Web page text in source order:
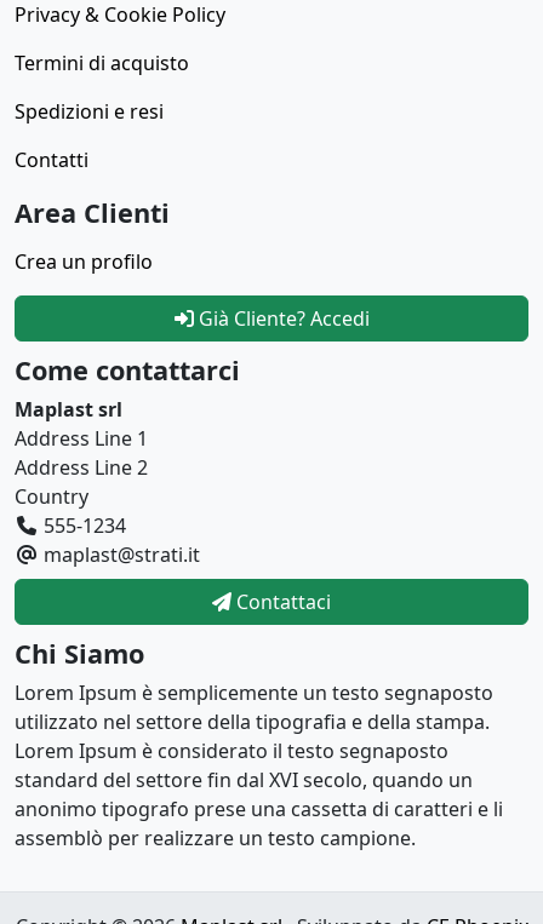
Privacy & Cookie Policy
Termini di acquisto
Spedizioni e resi
Contatti
Area Clienti
Crea un profilo
Già Cliente? Accedi
Come contattarci
Maplast srl
Address Line 1
Address Line 2
Country
555-1234
maplast@strati.it
Contattaci
Chi Siamo
Lorem Ipsum è semplicemente un testo segnaposto
utilizzato nel settore della tipografia e della stampa.
Lorem Ipsum è considerato il testo segnaposto
standard del settore fin dal XVI secolo, quando un
anonimo tipografo prese una cassetta di caratteri e li
assemblò per realizzare un testo campione.